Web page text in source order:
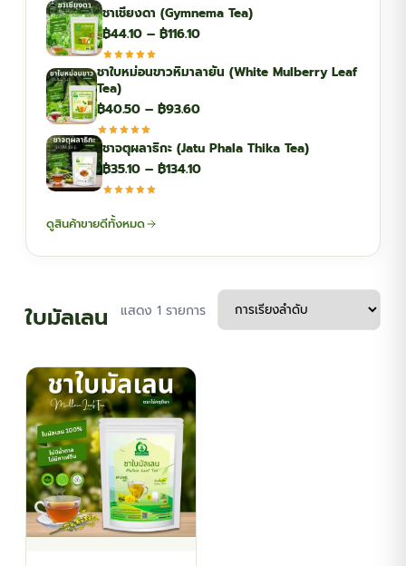
ชาเชียงดา (Gymnema Tea)
฿44.10 – ฿116.10Price
฿44.10
฿116.10
ชาใบหม่อนขาวหิมาลายัน (White Mulberry Leaf
Tea)
฿40.50 – ฿93.60Price
฿40.50
through
ชาจตุผลาธิกะ (Jatu Phala Thika Tea)
฿35.10 – ฿134.10Price
ดูสินค้าขายดีทั้งหมด
ใบมัลเลน แสดง 1 รายการ